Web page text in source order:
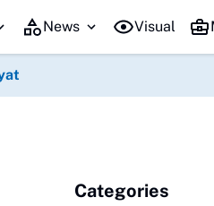
Putri Zulkifli Hasan (PZH)resmi di
News Visual
Categories